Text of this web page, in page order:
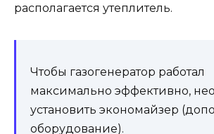
располагается утеплитель.
Чтобы газогенератор работал
максимально эффективно,
установить экономайзер
оборудование).